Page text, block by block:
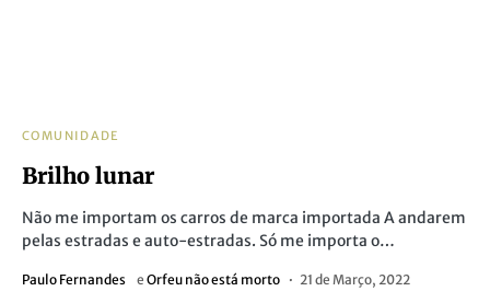
COMUNIDADE
Brilho lunar
Não me importam os carros de marca importada A andarem
pelas estradas e auto-estradas. Só me importa o…
Paulo Fernandes e Orfeu não está morto 21 de Março, 2022